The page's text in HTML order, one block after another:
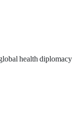
health diplomacy